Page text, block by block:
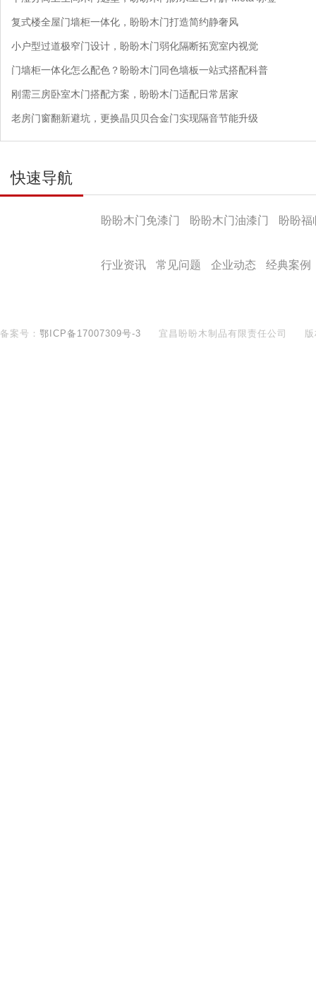
复式楼全屋门墙柜一体化，盼盼木门打造简约静奢风
小户型过道极窄门设计，盼盼木门弱化隔断拓宽室内视觉
门墙柜一体化怎么配色？盼盼木门同色墙板一站式搭配科普
刚需三房卧室木门搭配方案，盼盼木门适配日常居家
老房门窗翻新避坑，更换晶贝贝合金门实现隔音节能升级
快速导航
盼盼木门免漆门 盼盼木门油漆门 盼盼福
行业资讯 常见问题 企业动态 经典案例
备案号： 鄂ICP备17007309号-3 宜昌盼盼木制品有限责任公司